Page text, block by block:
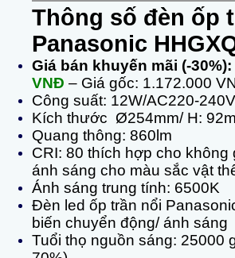
Thông số đèn ốp
Panasonic
Giá bán khuyến mãi (-30%):
VNĐ – Giá gốc: 1.172.000
Công suất: 12W/AC220-
Kích thước Ø254mm/ H:
Quang thông: 860lm
CRI: 80 thích hợp cho không
ánh sáng cho màu sắc vật
Ánh sáng trung tính: 6500K
Đèn led ốp trần nổi
biến chuyển động/ ánh sáng
Tuổi thọ nguồn sáng: 25000